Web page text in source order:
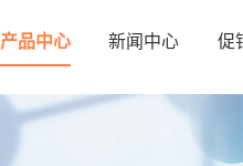
产品中心 新闻中心 促